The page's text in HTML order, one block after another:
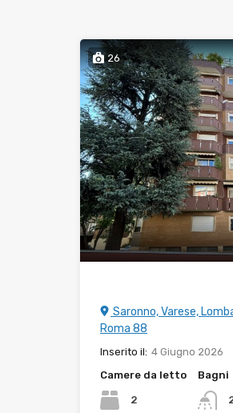
26
Saronno, Varese,
Roma 88
Inserito il: 4 Giugno 2026
Camere da letto
2
Bagni